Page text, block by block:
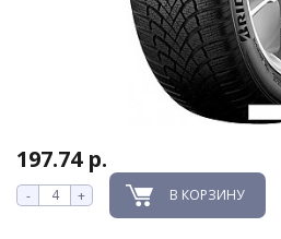
197.74 р.
- + В КОРЗИНУ